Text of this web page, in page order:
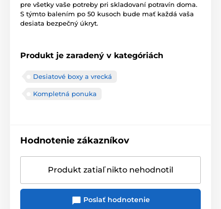
pre všetky vaše potreby pri skladovaní potravín doma.
S týmto balením po 50 kusoch bude mať každá vaša
desiata bezpečný úkryt.
Produkt je zaradený v kategóriách
Desiatové boxy a vrecká
Kompletná ponuka
Hodnotenie zákazníkov
Produkt zatiaľ nikto nehodnotil
Poslať hodnotenie